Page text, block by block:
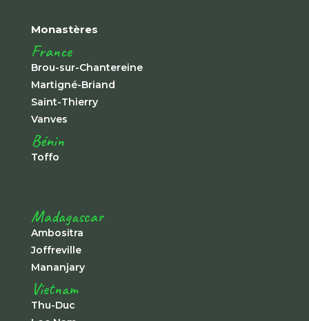
Monastères
France
Brou-sur-Chantereine
Martigné-Briand
Saint-Thierry
Vanves
Bénin
Toffo
Madagascar
Ambositra
Joffreville
Mananjary
Vietnam
Thu-Duc